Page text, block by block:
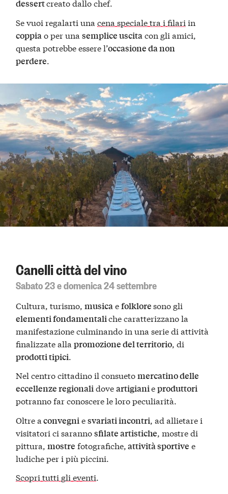
dessertcreato dallo chef.
Se vuoi regalarti unacena speciale tra i filari in
coppiao per unasemplice uscitacon gli amici,
questa potrebbe essere l’occasione da non
perdere.
Canelli città del vino
Sabato 23 e domenica 24 settembre
Cultura, turismo,musica efolkloresono gli
elementi fondamentaliche caratterizzano la
manifestazione culminando in una serie di attività
finalizzate allapromozione del territorio , di
prodotti tipici
Nel centro cittadino il consuetomercatino delle
eccellenze regionalidoveartigianieproduttori
potranno far conoscere le loro peculiarità.
Oltre a convegniesvariati incontri, ad allietare i
visitatori ci sarannosfilate artistiche, mostre di
pittura,mostre fotografiche,attività sportive e
ludiche per i più piccini.
Scopri tutti gli eventi.